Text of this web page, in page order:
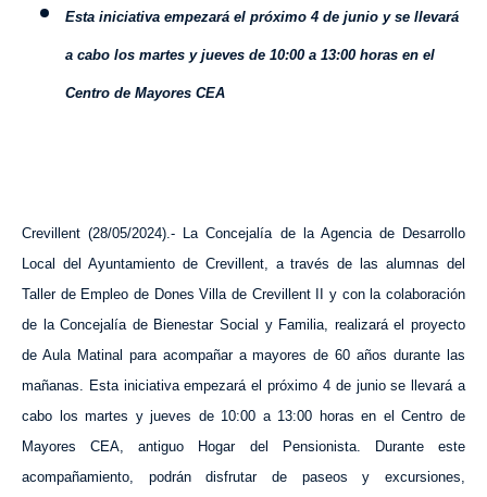
Esta iniciativa empezará el próximo 4 de junio y se llevará
a cabo los martes y jueves de 10:00 a 13:00 horas en el
Centro de Mayores CEA
Crevillent (28/05/2024).-
La Concejalía de la Agencia de Desarrollo
Local del Ayuntamiento de Crevillent, a través de las alumnas del
Taller de Empleo de Dones Villa de Crevillent II y con la colaboración
de la Concejalía de Bienestar Social y Familia,
realizará el proyecto
de Aula Matinal para acompañar a mayores de 60 años durante las
mañanas. Esta iniciativaempezará el próximo 4 de juniose llevará a
cabo los martes y jueves de 10:00 a 13:00 horas en el Centro de
Mayores CEA,antiguo Hogar del Pensionista. Durante este
acompañamiento, podrán disfrutar de paseos y excursiones,